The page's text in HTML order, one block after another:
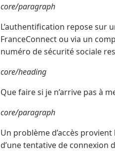
core/paragraph
L’authentification repose sur
FranceConnect ou via un
numéro de sécurité sociale
core/heading
Que faire si je n’arrive pas à
core/paragraph
Un problème d’accès
d’une tentative de